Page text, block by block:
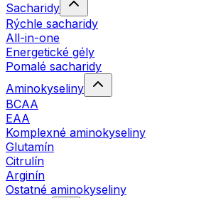
Sacharidy
Rýchle sacharidy
All-in-one
Energetické gély
Pomalé sacharidy
Aminokyseliny
BCAA
EAA
Komplexné aminokyseliny
Glutamín
Citrulín
Arginín
Ostatné aminokyseliny